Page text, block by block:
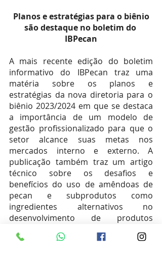
são destaque no boletim do
IBPecan
A mais recente edição do boletim
informativo do IBPecan traz uma
matéria sobre os planos e
estratégias da nova diretoria para o
biênio 2023/2024 em que se destaca
a importância de um modelo de
gestão profissionalizado para que o
setor alcance suas metas nos
mercados interno e externo. A
publicação também traz um artigo
técnico sobre os desafios e
benefícios do uso de amêndoas de
pecan e subprodutos como
ingredientes alternativos no
desenvolvimento de produtos
https://www.ibpecan.org/boletins.